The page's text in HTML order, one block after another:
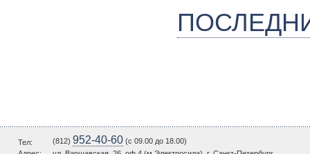
Тел: (812) 952-40-60 (c 09.00 до 18.00)